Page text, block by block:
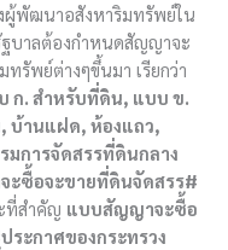
ผู้พัฒนาอสังหาริมทรัพย์ใน
บาลต้องกำหนดสัญญาจะ
ทรัพย์ต่างๆขึ้นมา เรียกว่า
ก. สำหรับที่ดิน, แบบ ข.
บ้านแฝด, ห้องแถว,
การจัดสรรที่ดินกลาง
ะซื้อจะขายที่ดินจัดสรร#
ที่สำคัญ แบบสัญญาจะซื้อ
ะกาศของกระทรวง